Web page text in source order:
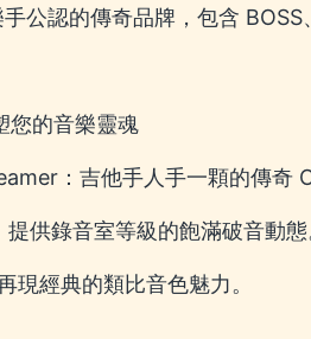
公認的傳奇品牌，包含
您的音樂靈魂
：吉他手人手一顆的傳奇
供錄音室等級的飽滿破音動態
經典的類比音色魅力。